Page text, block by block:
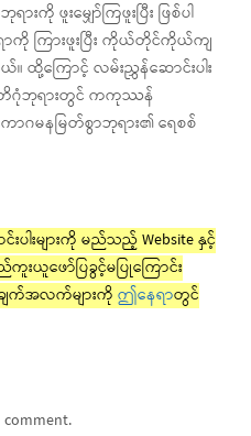
ကို ဖူးမျှော်ကြဖူးပြီး ဖြစ်ပါ
ကြားဖူးပြီး ကိုယ်တိုင်ကိုယ်ကျ
။ ထို့ကြောင့် လမ်းညွှန်ဆောင်းပါး
ေတိဂုံဘုရားတွင် ကကုဿန်
ာဂမနမြတ်စွာဘုရား၏ ရေစစ်
ပါးများကို မည်သည့် Website နှင့်
ကူးယူဖော်ပြခွင့်မပြုကြောင်း
က်အလက်များကို ဤနေရာတွင်